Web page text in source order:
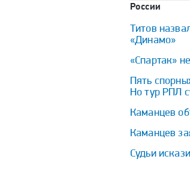
России
Титов
«Динамо»
«Спартак»
Пять
Но тур РПЛ
Каманцев
Каманцев
Судьи